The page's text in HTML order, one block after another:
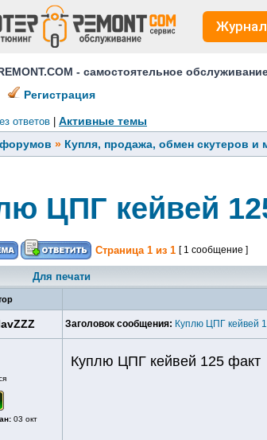
Журнал
- самостоятельное
Регистрация
ответов
Активные темы
» Купля, продажа, обмен скутеров и
ЦПГ кейвей
Страница 1 из 1 [ 1 сообщение ]
Для печати
Заголовок сообщения: Куплю ЦПГ кейвей
03 окт
Куплю ЦПГ кейвей 125 факт